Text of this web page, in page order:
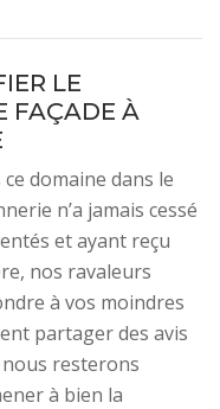
LE
FAÇADE À
domaine dans le
n’a jamais cessé
et ayant reçu
nos ravaleurs
à vos moindres
partager des avis
resterons
à bien la